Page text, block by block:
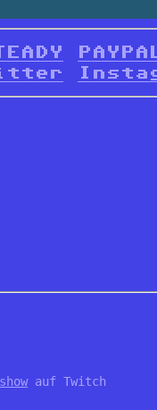
PAYPAL
auf Twitch